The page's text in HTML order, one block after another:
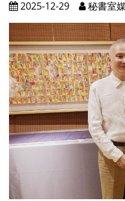
2025-12-29 秘書室